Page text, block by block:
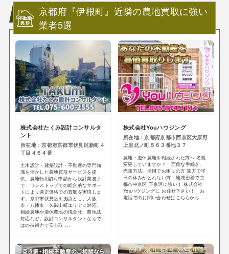
京都府『伊根町』近隣の農地買取に強い
業者5選
株式会社たくみ設計コンサルタ
ント
所在地：京都府京都市伏見区新町４
丁目４６４番
土木設計・建築設計・不動産の専門知
識を活かした農地買取サービスを提
供。農地転用許可申請から設計業務ま
で、ワンストップでの総合的なサポー
トにより適正価格での買取を実現しま
す。京都市伏見区を拠点とし、大阪
市・八幡市・久御山町エリアに対応。
相続農地や遊休農地の現金化、農地法
対応など、設計コンサルタントならで
はの技術力で安心取 ...
株式会社Youハウジング
所在地：京都府京都市西京区大原野
上里北ノ町５６３番地３７
農地・遊休農地を相続された方へ 名義
変更していますか？ 面倒な手続き、
売却方法、活用でお困りの方 遠方で平
日の休みがとれない方 地域密着で京
都市中京区 下京区に強い！ 株式会社
Youハウジングに お任せ下さい！ お
電話でのお問い合わせはこちらから ...